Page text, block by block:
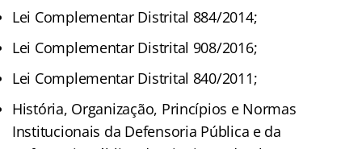
Lei Complementar Distrital 884/2014;
Lei Complementar Distrital 908/2016;
Lei Complementar Distrital 840/2011;
História, Organização, Princípios e Normas
Institucionais da Defensoria Pública e da